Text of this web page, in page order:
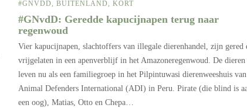
#GNVDD BUITENLAND KORT
#GNvdD: Geredde kapucijnapen terug naar
regenwoud
Vier kapucijnapen, slachtoffers van illegale dierenhandel, zijn gered
vrijgelaten in een apenverblijf in het Amazoneregenwoud. De dieren
leven nu als een familiegroep in het Pilpintuwasi dierenweeshuis van
Animal Defenders International (ADI) in Peru. Pirate (die blind is
een oog), Matias, Otto en Chepa…